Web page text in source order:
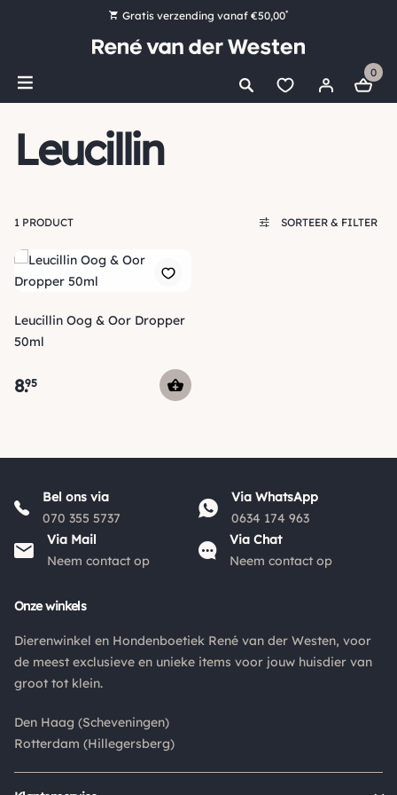
Gratis verzending vanaf €50,00*
Bestel nu, betaal later met Klarna
Ruim 16.000 artikelen op voorraad
Ruim 44 jaar kennis en ervaring
0
Leucillin
1 PRODUCT SORTEER & FILTER
Leucillin Oog & Oor Dropper
50ml
8.95
Bel ons via
070 355 5737
Via WhatsApp
0634 174 963
Via Mail
Neem contact op
Via Chat
Neem contact op
Onze winkels
Dierenwinkel en Hondenboetiek René van der Westen, voor
de meest exclusieve en unieke items voor jouw huisdier van
groot tot klein.
Den Haag (Scheveningen)
Rotterdam (Hillegersberg)